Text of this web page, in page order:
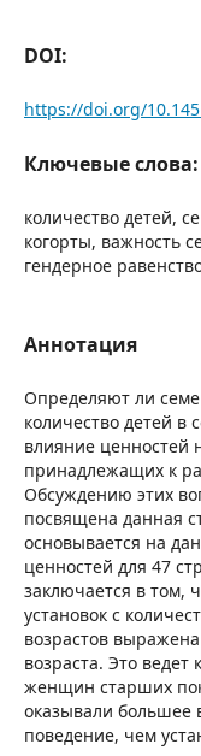
DOI:
https://doi.org/
Ключевые слова:
количество детей,
когорты, важность
гендерное
Аннотация
Определяют ли
количество детей в
влияние ценностей
принадлежащих к
Обсуждению этих
посвящена данная
основывается на
ценностей для 47
заключается в том,
установок с
возрастов
возраста. Это
женщин старших
оказывали большее
поведение, чем